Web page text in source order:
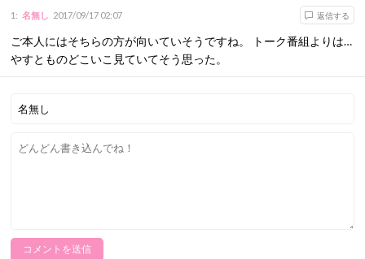
1 : 名無し 2017/09/17 02:07 返信する
ご本人にはそちらの方が向いていそうですね。 トーク番組よりは…
やすとものどこいこ見ていてそう思った。